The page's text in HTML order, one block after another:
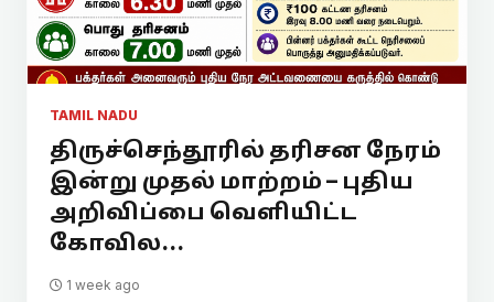
TAMIL NADU
திருச்செந்தூரில் தரிசன நேரம்
இன்று முதல் மாற்றம் – புதிய
அறிவிப்பை வெளியிட்ட
கோவில...
1 week ago